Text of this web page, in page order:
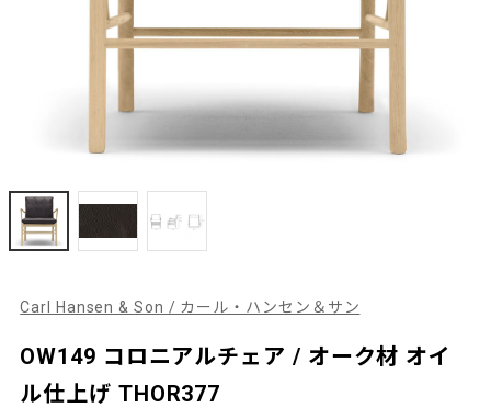
Carl Hansen & Son / カール・ハンセン＆サン
OW149 コロニアルチェア / オーク材 オイ
ル仕上げ THOR377